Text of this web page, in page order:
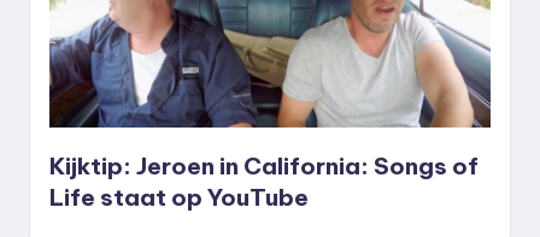
Kijktip: Jeroen in California: Songs of
Life staat op YouTube